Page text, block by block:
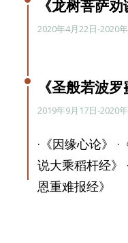
《龙树菩萨
2020年4月22日-2020
《圣般若波罗
2019年9月17日-2020
·《因缘心论》 ·
说大乘稻杆经》
恩重难报经》